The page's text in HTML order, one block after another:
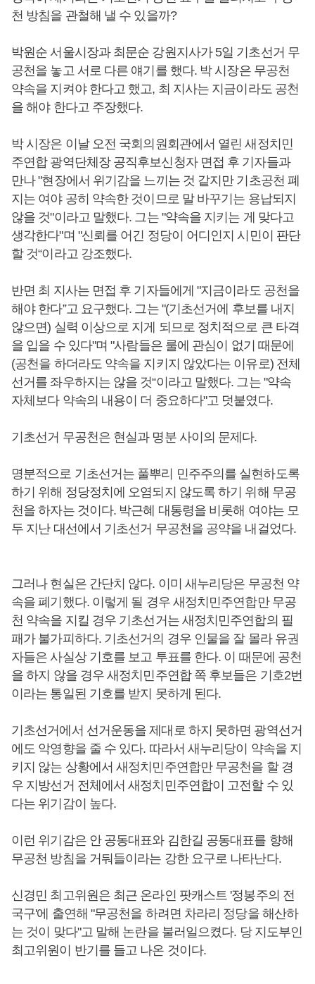
천 방침을 관철해 낼 수 있을까?
박원순 서울시장과 최문순 강원지사가 5일 기초선거 무
공천을 놓고 서로 다른 얘기를 했다. 박 시장은 무공천
약속을 지켜야 한다고 했고, 최 지사는 지금이라도 공천
을 해야 한다고 주장했다.
박 시장은 이날 오전 국회의원회관에서 열린 새정치민
주연합 광역단체장 공직후보신청자 면접 후 기자들과
만나 "현장에서 위기감을 느끼는 것 같지만 기초공천 폐
지는 여야 공히 약속한 것이므로 말 바꾸기는 용납되지
않을 것"이라고 말했다. 그는 "약속을 지키는 게 맞다고
생각한다"며 "신뢰를 어긴 정당이 어디인지 시민이 판단
할 것“이라고 강조했다.
반면 최 지사는 면접 후 기자들에게 "지금이라도 공천을
해야 한다”고 요구했다. 그는 "(기초선거에 후보를 내지
않으면) 실력 이상으로 지게 되므로 정치적으로 큰 타격
을 입을 수 있다"며 "사람들은 룰에 관심이 없기 때문에
(공천을 하더라도 약속을 지키지 않았다는 이유로) 전체
선거를 좌우하지는 않을 것“이라고 말했다. 그는 "약속
자체보다 약속의 내용이 더 중요하다"고 덧붙였다.
기초선거 무공천은 현실과 명분 사이의 문제다.
명분적으로 기초선거는 풀뿌리 민주주의를 실현하도록
하기 위해 정당정치에 오염되지 않도록 하기 위해 무공
천을 하자는 것이다. 박근혜 대통령을 비롯해 여야는 모
두 지난 대선에서 기초선거 무공천을 공약을 내걸었다.
그러나 현실은 간단치 않다. 이미 새누리당은 무공천 약
속을 폐기했다. 이렇게 될 경우 새정치민주연합만 무공
천 약속을 지킬 경우 기초선거는 새정치민주연합의 필
패가 불가피하다. 기초선거의 경우 인물을 잘 몰라 유권
자들은 사실상 기호를 보고 투표를 한다. 이 때문에 공천
을 하지 않을 경우 새정치민주연합 쪽 후보들은 기호2번
이라는 통일된 기호를 받지 못하게 된다.
기초선거에서 선거운동을 제대로 하지 못하면 광역선거
에도 악영향을 줄 수 있다. 따라서 새누리당이 약속을 지
키지 않는 상황에서 새정치민주연합만 무공천을 할 경
우 지방선거 전체에서 새정치민주연합이 고전할 수 있
다는 위기감이 높다.
이런 위기감은 안 공동대표와 김한길 공동대표를 향해
무공천 방침을 거둬들이라는 강한 요구로 나타난다.
신경민 최고위원은 최근 온라인 팟캐스트 '정봉주의 전
국구'에 출연해 "무공천을 하려면 차라리 정당을 해산하
는 것이 맞다"고 말해 논란을 불러일으켰다. 당 지도부인
최고위원이 반기를 들고 나온 것이다.